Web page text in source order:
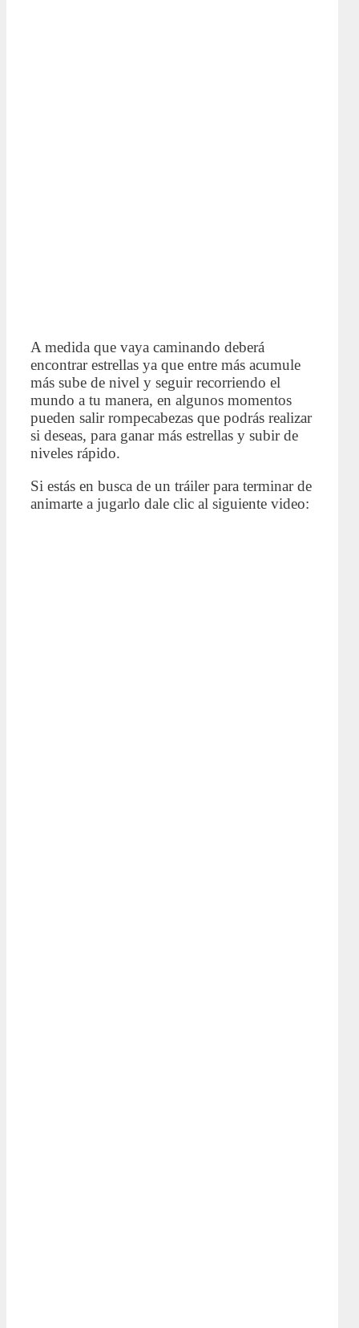
A medida que vaya caminando deberá
encontrar estrellas ya que entre más acumule
más sube de nivel y seguir recorriendo el
mundo a tu manera, en algunos momentos
pueden salir rompecabezas que podrás realizar
si deseas, para ganar más estrellas y subir de
niveles rápido.
Si estás en busca de un tráiler para terminar de
animarte a jugarlo dale clic al siguiente video: